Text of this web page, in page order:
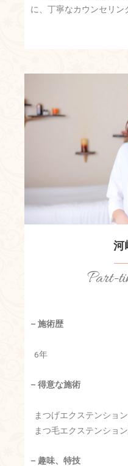
に、丁寧なカウンセリン
河
Part-
– 施術歴
6年
– 得意な施術
まつげエクステンション
まつ毛エクステンショ
– 趣味、特技